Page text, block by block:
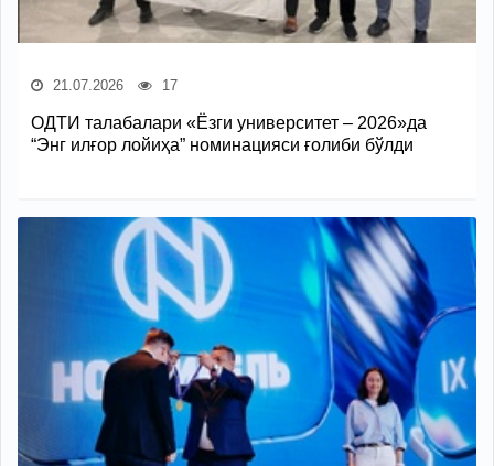
21.07.2026 17
ОДТИ талабалари «Ёзги университет – 2026»да
“Энг илғор лойиҳа” номинацияси ғолиби бўлди